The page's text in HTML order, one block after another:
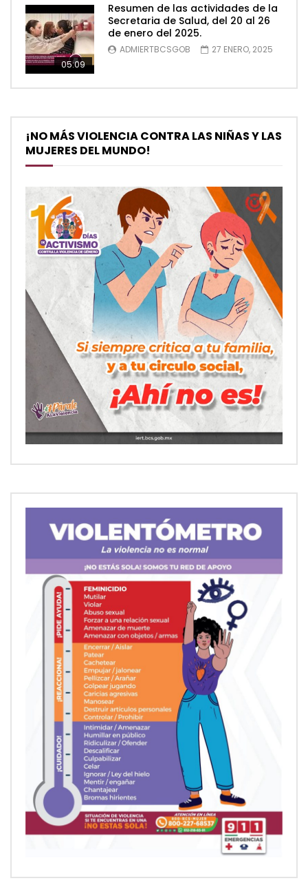
05:09
Resumen de las actividades de la
Secretaria de Salud, del 20 al 26
de enero del 2025.
ADMIERTBCSGOB 27 ENERO, 2025
¡NO MÁS VIOLENCIA CONTRA LAS NIÑAS Y LAS
MUJERES DEL MUNDO!